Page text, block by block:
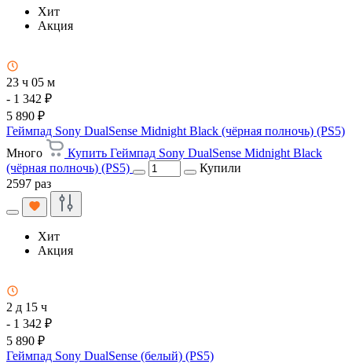
Хит
Акция
23 ч 05 м
- 1 342 ₽
5 890 ₽
Геймпад Sony DualSense Midnight Black (чёрная полночь) (PS5)
Много
Купить Геймпад Sony DualSense Midnight Black
(чёрная полночь) (PS5)
Купили
2597 раз
Хит
Акция
2 д 15 ч
- 1 342 ₽
5 890 ₽
Геймпад Sony DualSense (белый) (PS5)